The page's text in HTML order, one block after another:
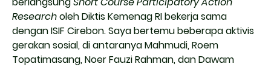
Researcholeh Diktis Kemenag RI bekerja sama
dengan ISIF Cirebon. Saya bertemu beberapa aktivis
gerakan sosial, di antaranya Mahmudi, Roem
Topatimasang, Noer Fauzi Rahman, dan Dawam